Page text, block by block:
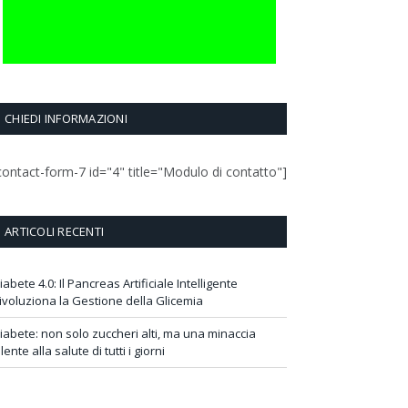
CHIEDI INFORMAZIONI
form-7 id="4" title="Modulo di contatto"]
ARTICOLI RECENTI
4.0: Il Pancreas Artificiale Intelligente
la Gestione della Glicemia
non solo zuccheri alti, ma una minaccia
alla salute di tutti i giorni